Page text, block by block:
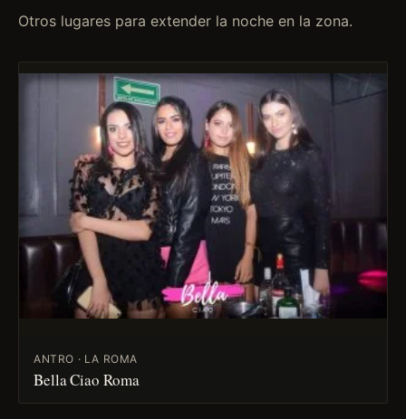
Otros lugares para extender la noche en la zona.
ANTRO · LA ROMA
Bella Ciao Roma